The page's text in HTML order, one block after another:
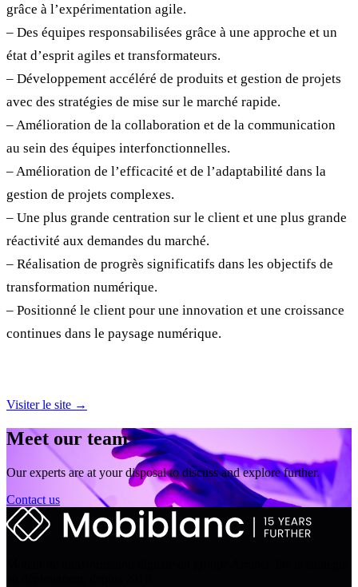
grâce à l’expérimentation agile.
– Des équipes responsabilisées grâce à une approche et un
état d’esprit agiles et transformateurs.
– Développement accéléré de produits et gestion de projets
avec des stratégies de mise sur le marché rapide.
– Amélioration de la collaboration et de la communication
au sein des équipes interfonctionnelles.
– Amélioration de l’efficacité et de l’adaptabilité dans la
gestion de projets complexes.
– Une plus grande centration sur le client et une plus grande
réactivité aux demandes du marché.
– Réalisation de progrès significatifs dans les objectifs de
transformation numérique.
– Positionné le client pour une innovation et une croissance
continues dans le paysage numérique.
Visiter le site →
Meet our team
Our experts are at your disposal to discuss and explore further.
Contact us